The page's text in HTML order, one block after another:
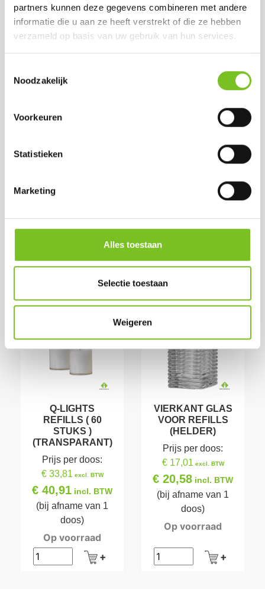
partners kunnen deze gegevens combineren met andere
informatie die u aan ze heeft verstrekt of die ze hebben
verzameld op basis van uw gebruik van hun services.
Noodzakelijk
Voorkeuren
Statistieken
Marketing
Alles toestaan
Selectie toestaan
Weigeren
GROEN)
€ 33,81
STUKS ) (PAARS)
Prijs per doos:
incl. BTW
Q-LIGHTS
REFILLS ( 60
STUKS )
(TRANSPARANT)
Prijs per doos:
€ 33,81 excl. BTW
€ 40,91 incl. BTW
(bij afname van 1
doos)
Op voorraad
VIERKANT GLAS
VOOR REFILLS
(HELDER)
Prijs per doos:
€ 17,01 excl. BTW
€ 20,58 incl. BTW
(bij afname van 1
doos)
Op voorraad